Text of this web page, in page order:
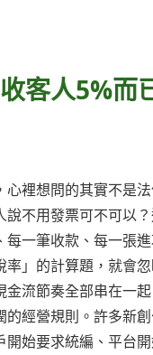
客人5%
裡想問的其實不是
不用發票可不可以
一筆收款、每一張
」的計算題，就會
流節奏全部串在一
經營規則。許多新
始要求統編、平台